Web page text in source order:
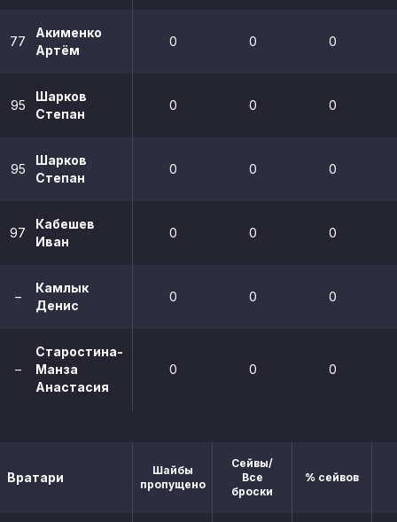
77
Акименко
Артём
0 0 0
95
Шарков
Степан
0 0 0
95
Шарков
Степан
0 0 0
97
Кабешев
Иван
0 0 0
–
Камлык
Денис
0 0 0
–
Старостина-
Манза
Анастасия
0 0 0
Вратари
Шайбы
пропущено
Сейвы/
Все
броски
% сейвов